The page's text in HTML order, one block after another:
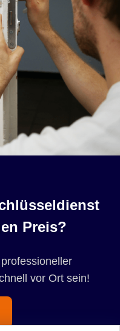
Preis?
vor Ort sein!